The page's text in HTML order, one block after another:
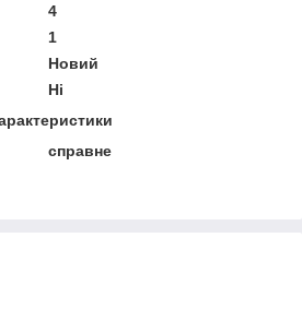
4
1
Новий
Ні
справне